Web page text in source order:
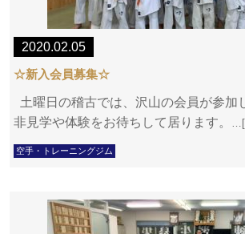
2020.02.05
☆新入会員募集☆
土曜日の稽古では、沢山の会員が参加
非見学や体験をお待ちして居ります。
…[
空手・トレーニングジム